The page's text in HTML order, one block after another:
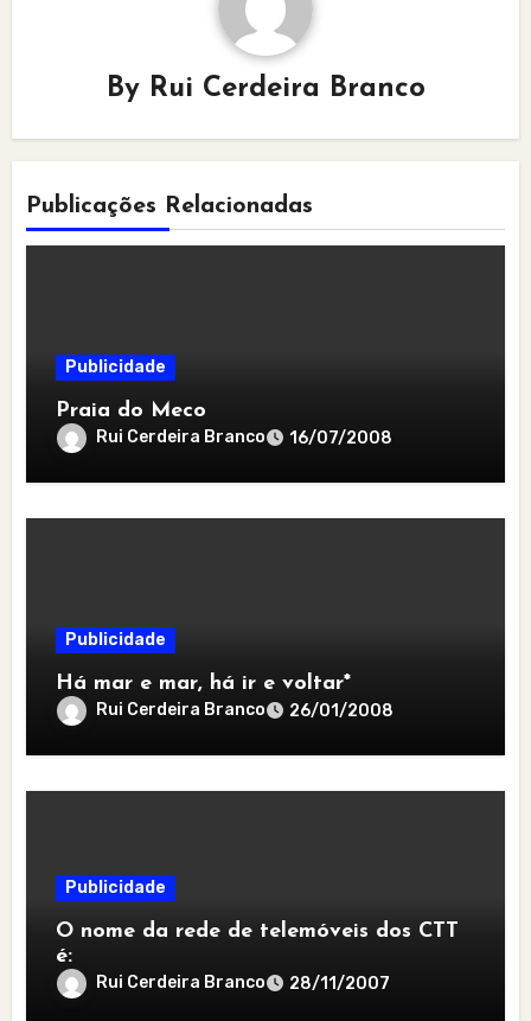
By Rui Cerdeira Branco
Publicações Relacionadas
Publicidade
Praia do Meco
Rui Cerdeira Branco 16/07/2008
Publicidade
Há mar e mar, há ir e voltar*
Rui Cerdeira Branco 26/01/2008
Publicidade
O nome da rede de telemóveis dos CTT
é:
Rui Cerdeira Branco 28/11/2007